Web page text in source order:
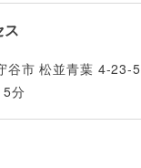
ス
谷市 松並青葉 4-23-5
分